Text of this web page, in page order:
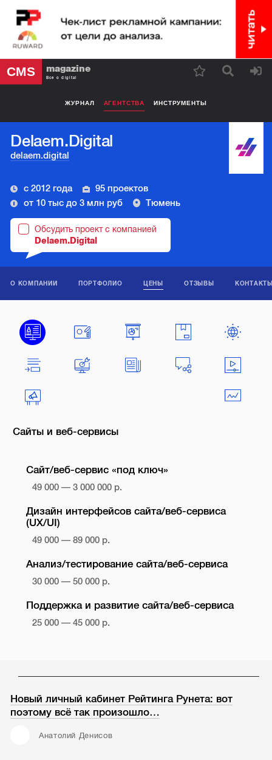
CMS magazine
Все о digital
ЖУРНАЛ АГЕНТСТВА ИНСТРУМЕНТЫ
Delaem.Digital
delaem.digital
с 2012 года
95 проектов
от 10 тыс до 3 млн руб
Тюмень
Обсудить проект с компанией
Delaem.Digital
О КОМПАНИИ ПОРТФОЛИО ЦЕНЫ ОТЗЫВЫ
Сайты и веб-сервисы
Сайт/веб-сервис «под ключ»
49 000 — 3 000 000 р.
Дизайн интерфейсов сайта/веб-сервиса
(UX/UI)
49 000 — 89 000 р.
Анализ/тестирование сайта/веб-сервиса
30 000 — 50 000 р.
Поддержка и развитие сайта/веб-сервиса
25 000 — 45 000 р.
Новый личный кабинет Рейтинга Рунета: вот
поэтому всё так произошло…
Анатолий Денисов